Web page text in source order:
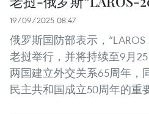
19/09/2025 08:47
俄罗斯国防部表示，
老挝举行，并将持续至9月
两国建立外交关系65周年，
民主共和国成立50周年的重